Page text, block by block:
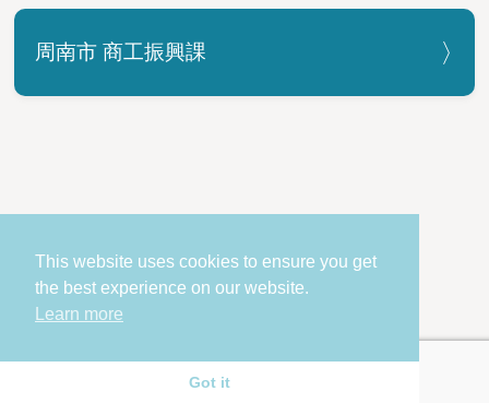
周南市 商工振興課
COPYRIGHT © Shunan City. All Rights Reserved.
This website uses cookies to ensure you get
the best experience on our website.
Learn more
Got it